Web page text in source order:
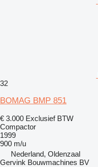
32
BOMAG BMP 851
€ 3.000 Exclusief BTW
Compactor
1999
900 m/u
Nederland, Oldenzaal
Gervink Bouwmachines BV